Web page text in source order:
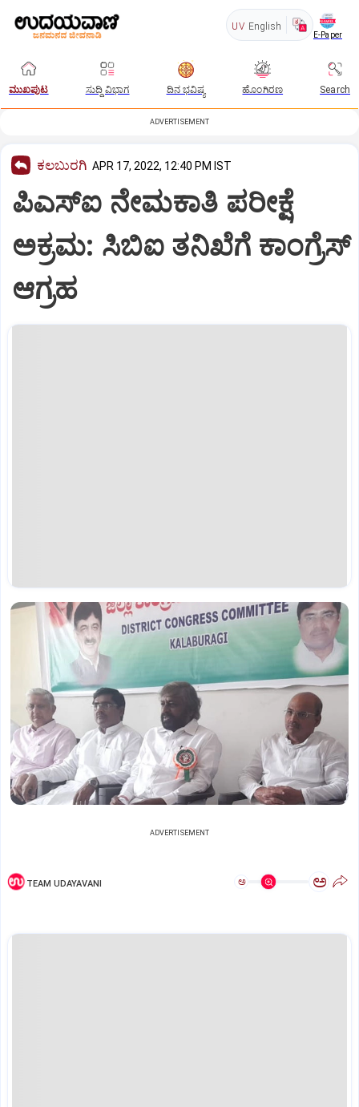
UV English
E-Paper
ಮುಖಪುಟ ಸುದ್ದಿ ವಿಭಾಗ ದಿನ ಭವಿಷ್ಯ ಹೊಂಗಿರಣ Search
ADVERTISEMENT
ಕಲಬುರಗಿ APR 17, 2022, 12:40 PM IST
ಪಿಎಸ್ಐ ನೇಮಕಾತಿ ಪರೀಕ್ಷೆ
ಅಕ್ರಮ: ಸಿಬಿಐ ತನಿಖೆಗೆ ಕಾಂಗ್ರೆಸ್
ಆಗ್ರಹ
ADVERTISEMENT
TEAM UDAYAVANI ಅ ಅ